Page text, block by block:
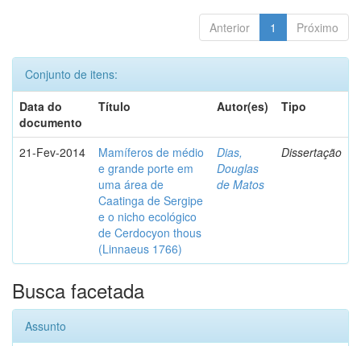
Anterior 1 Próximo
Conjunto de itens:
Data do
documento
Título Autor(es) Tipo
21-Fev-2014
Mamíferos de médio
e grande porte em
uma área de
Caatinga de Sergipe
e o nicho ecológico
de Cerdocyon thous
(Linnaeus 1766)
Dias,
Douglas
de Matos
Dissertação
Busca facetada
Assunto